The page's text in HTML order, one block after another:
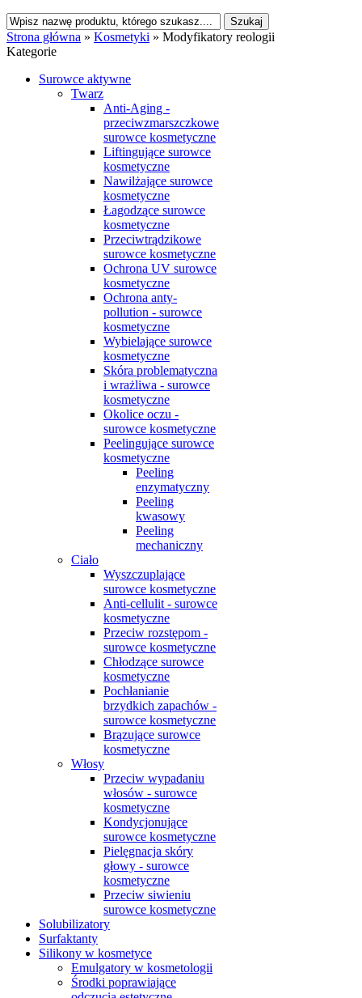
Strona główna » Kosmetyki » Modyfikatory reologii
Kategorie
Surowce aktywne
Twarz
Anti-Aging -
przeciwzmarszczkowe
surowce kosmetyczne
Liftingujące surowce
kosmetyczne
Nawilżające surowce
kosmetyczne
Łagodzące surowce
kosmetyczne
Przeciwtrądzikowe
surowce kosmetyczne
Ochrona UV surowce
kosmetyczne
Ochrona anty-
pollution - surowce
kosmetyczne
Wybielające surowce
kosmetyczne
Skóra problematyczna
i wrażliwa - surowce
kosmetyczne
Okolice oczu -
surowce kosmetyczne
Peelingujące surowce
kosmetyczne
Peeling
enzymatyczny
Peeling
kwasowy
Peeling
mechaniczny
Ciało
Wyszczuplające
surowce kosmetyczne
Anti-cellulit - surowce
kosmetyczne
Przeciw rozstępom -
surowce kosmetyczne
Chłodzące surowce
kosmetyczne
Pochłanianie
brzydkich zapachów -
surowce kosmetyczne
Brązujące surowce
kosmetyczne
Włosy
Przeciw wypadaniu
włosów - surowce
kosmetyczne
Kondycjonujące
surowce kosmetyczne
Pielęgnacja skóry
głowy - surowce
kosmetyczne
Przeciw siwieniu
surowce kosmetyczne
Solubilizatory
Surfaktanty
Silikony w kosmetyce
Emulgatory w kosmetologii
Środki poprawiające